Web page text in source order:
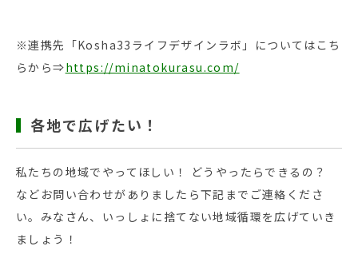
※連携先「Kosha33ライフデザインラボ」についてはこち
らから⇒https://minatokurasu.com/
各地で広げたい！
私たちの地域でやってほしい！ どうやったらできるの？
などお問い合わせがありましたら下記までご連絡くださ
い。みなさん、いっしょに捨てない地域循環を広げていき
ましょう！